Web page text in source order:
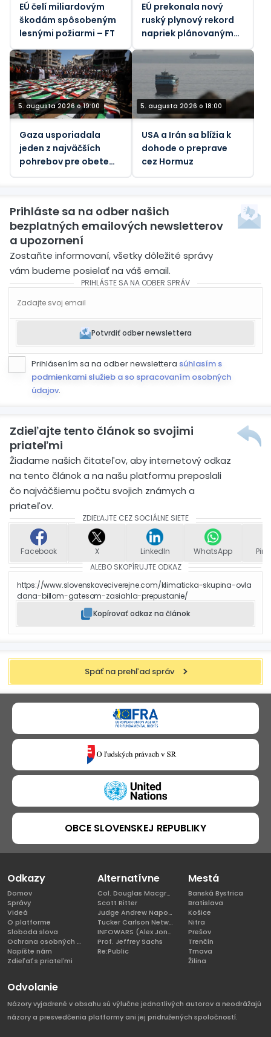
EÚ čelí miliardovým
škodám spôsobeným
lesnými požiarmi – FT
EÚ prekonala nový
ruský plynový rekord
napriek plánovaným
zákazom – údaje
5. augusta 2026 o 19:00
Gaza usporiadala
jeden z najväčších
pohrebov pre obete
5. augusta 2026 o 18:00
USA a Irán sa blížia k
dohode o preprave
cez Hormuz
Prihláste sa na odber našich
bezplatných emailových newsletterov
a upozornení
Zostaňte informovaní, všetky dôležité správy
vám budeme posielať na váš email.
PRIHLÁSTE SA NA ODBER SPRÁV
Potvrdiť odber newslettera
Prihlásením sa na odber newslettera súhlasím s
podmienkami služieb a so spracovaním osobných
údajov.
Zdieľajte tento článok so svojimi
priateľmi
Žiadame našich čitateľov, aby internetový odkaz
na tento článok a na našu platformu preposlali
čo najväčšiemu počtu svojich známych a
priateľov.
ZDIEĽAJTE CEZ SOCIÁLNE SIETE
Facebook X LinkedIn WhatsApp
ALEBO SKOPÍRUJTE ODKAZ
https://www.slovenskoveciverejne.com/klimaticka-skupina-ovla
dana-billom-gatesom-zasiahla-prepustanie/
Kopírovať odkaz na článok
Späť na prehľad správ
OBCE SLOVENSKEJ REPUBLIKY
Odkazy
Domov
Správy
Videá
O platforme
Sloboda slova
Ochrana osobných údajov
Napíšte nám
Zdieľať s priateľmi
Alternatívne
Col. Douglas Macgregor, Ph.D
Scott Ritter
Judge Andrew Napolitano
Tucker Carlson Network
INFOWARS (Alex Jones)
Prof. Jeffrey Sachs
Re:Public
Mestá
Banská Bystrica
Bratislava
Košice
Nitra
Prešov
Trenčín
Trnava
Žilina
Odvolanie
Názory vyjadrené v obsahu sú výlučne jednotlivých autorov a neodrážajú
názory a presvedčenia platformy ani jej pridružených spoločností.